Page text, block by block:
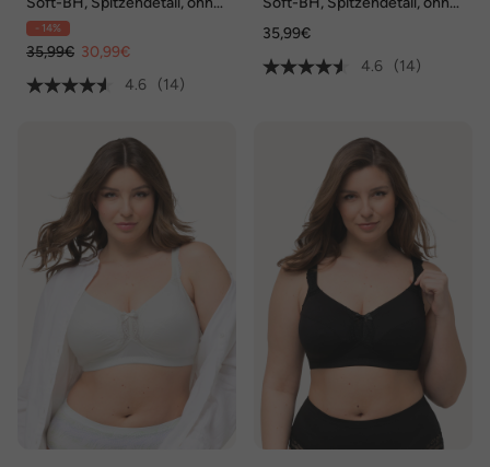
Bügel, Cup C - E
- 14%
35,99€ 30,99€
4.6
(14)
35,99€
4.6
(14)